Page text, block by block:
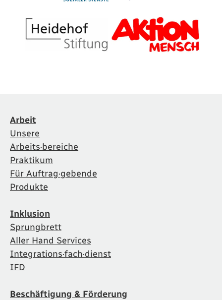
Arbeit
Unsere
Arbeits·bereiche
Praktikum
Für Auftrag·gebende
Produkte
Inklusion
Sprungbrett
Aller Hand Services
Integrations·fach·dienst
IFD
Beschäftigung & Förderung